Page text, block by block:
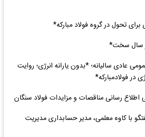
سال سخت*
عادی سالیانه؛ *بدون یارانه انرژی؛ روایت
در فولادمبارکه*
اطلاع رسانی مناقصات و مزایدات فولاد سنگان
گفتگو با کاوه معلمی، مدیر حسابداری مدیریت